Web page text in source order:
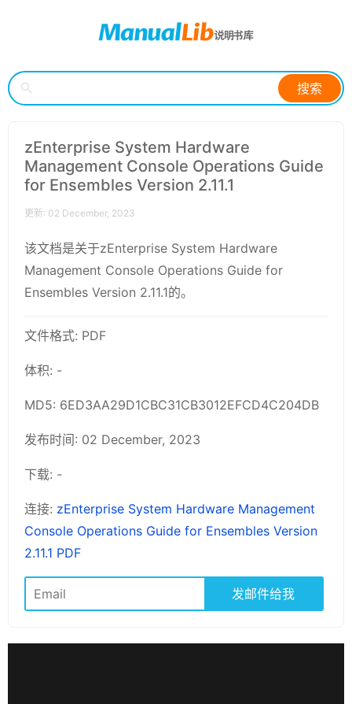
搜索
zEnterprise System Hardware
Management Console Operations Guide
for Ensembles Version 2.11.1
更新: 02 December, 2023
该文档是关于zEnterprise System Hardware
Management Console Operations Guide for
Ensembles Version 2.11.1的。
文件格式: PDF
体积: -
MD5: 6ED3AA29D1CBC31CB3012EFCD4C204DB
发布时间: 02 December, 2023
下载: -
连接: zEnterprise System Hardware Management
Console Operations Guide for Ensembles Version
2.11.1 PDF
发邮件给我